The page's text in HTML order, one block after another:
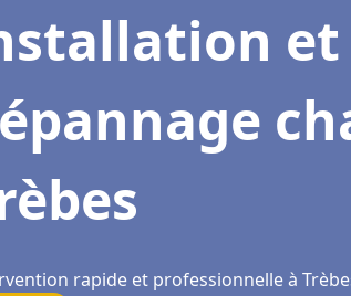
et
rapide et professionnelle à